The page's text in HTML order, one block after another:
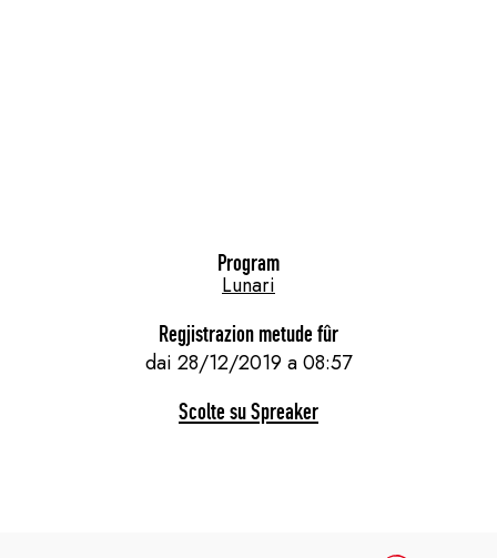
Program
Lunari
Regjistrazion metude fûr
dai 28/12/2019 a 08:57
Scolte su Spreaker